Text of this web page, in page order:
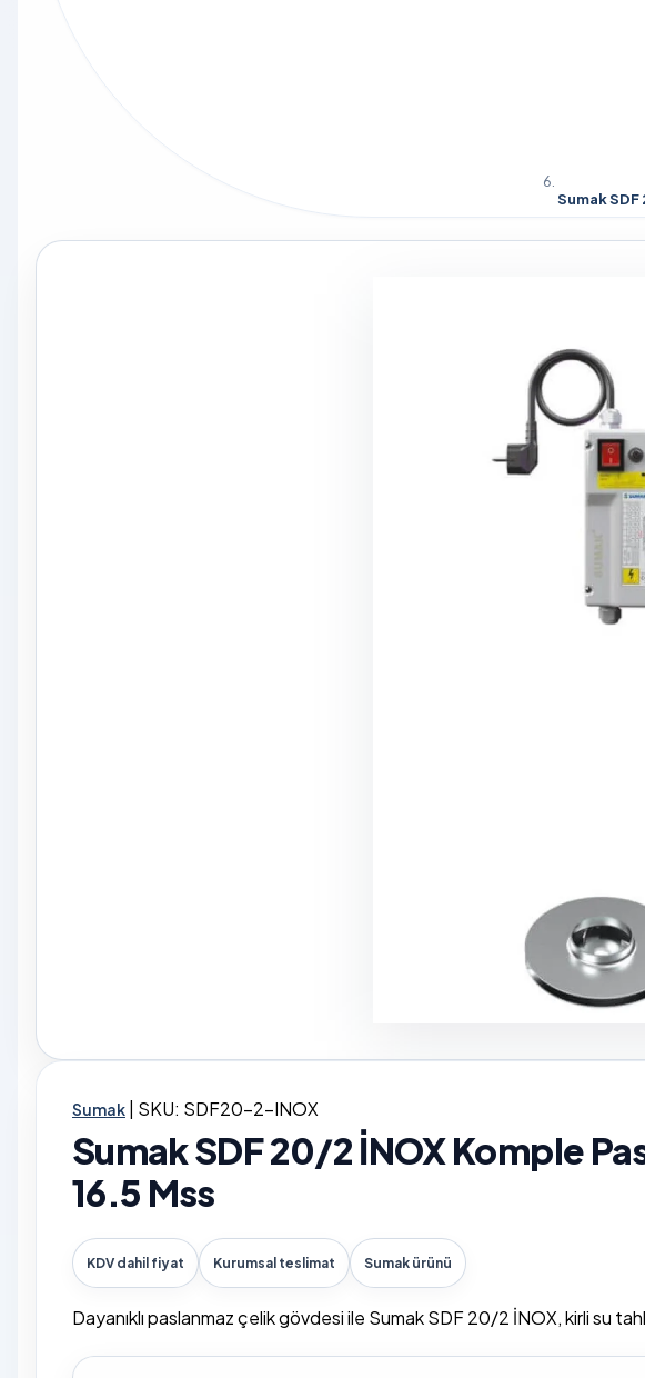
Sumak SDF
Sumak SKU: SDF20-2-INOX
Sumak SDF 20/2 İNOX Komple
16.5 Mss
KDV dahil fiyat Kurumsal teslimat Sumak ürünü
Dayanıklı paslanmaz çelik gövdesi ile Sumak SDF 20/2 İNOX, kirli su